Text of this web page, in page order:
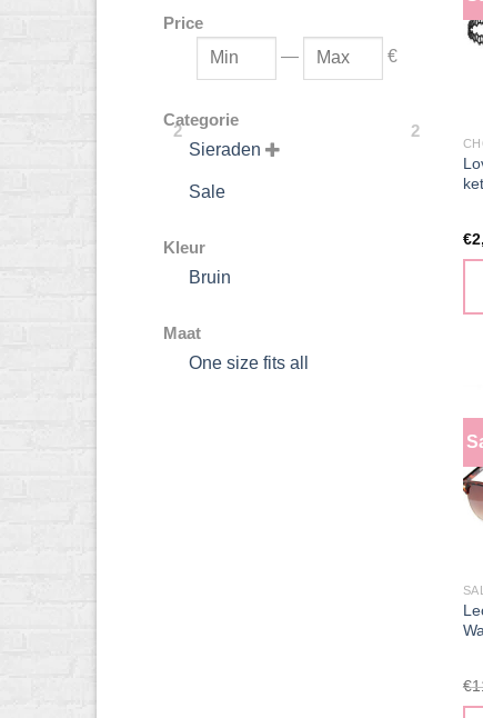
Price
—
€
2 2
Categorie
Sieraden 
Sale
Kleur
Bruin
Maat
One size fits all
€
de
€